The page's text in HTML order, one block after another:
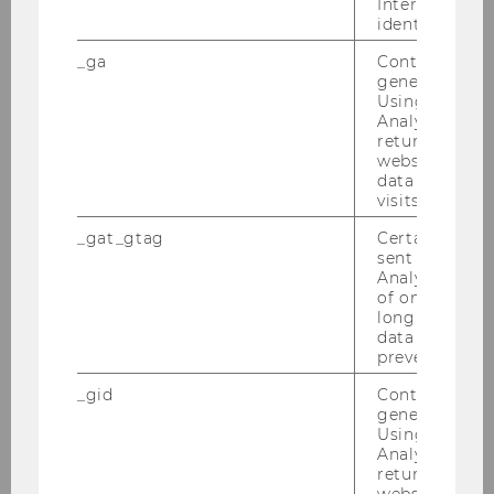
transcripts with additional
courses. These transcripts must
be stamped and signed or bear a
verifiable digital signature from
your university. Please note that
we only consider relevant
courses from a recognized post-
secondary educational
university/institution does not
use the European Credit Transfer
System (ECTS), we require
official information regarding
the legally required duration of
the program and the number of
credits or weekly hours necessary
for program completion.
Interessen zu
identifizieren.
_ga
Contains a
generated
Using this
Analytics can
returning
website and
data from
visits.
_gat_gtag
Certain data
sent to
Analytics a
of once per
long as it is
data
prevented.
_gid
Contains a
generated
Using this
Analytics can
returning